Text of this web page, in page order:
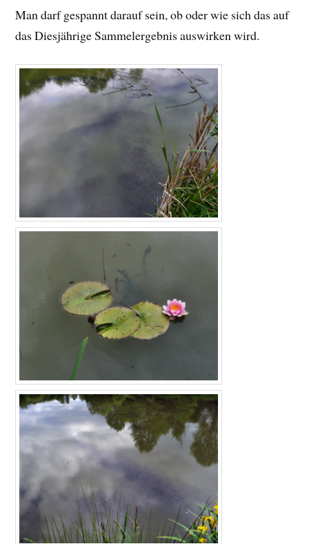
Man darf gespannt darauf sein, ob oder wie sich das auf
das Diesjährige Sammelergebnis auswirken wird.